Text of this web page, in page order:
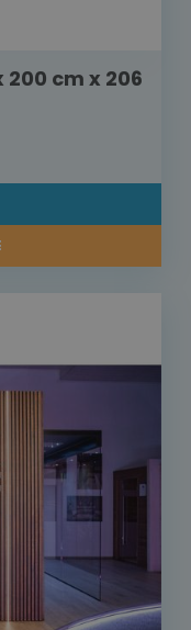
200 cm x 206